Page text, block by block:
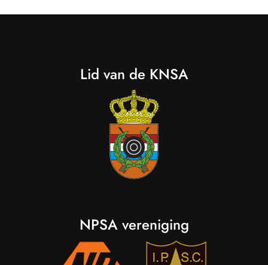
Lid van de KNSA
NPSA vereniging